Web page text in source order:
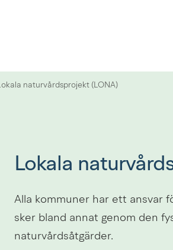
Lokala naturvårdsprojekt (LONA)
Lokala
Alla kommuner har ett ansvar
sker bland annat genom den
naturvårdsåtgärder.